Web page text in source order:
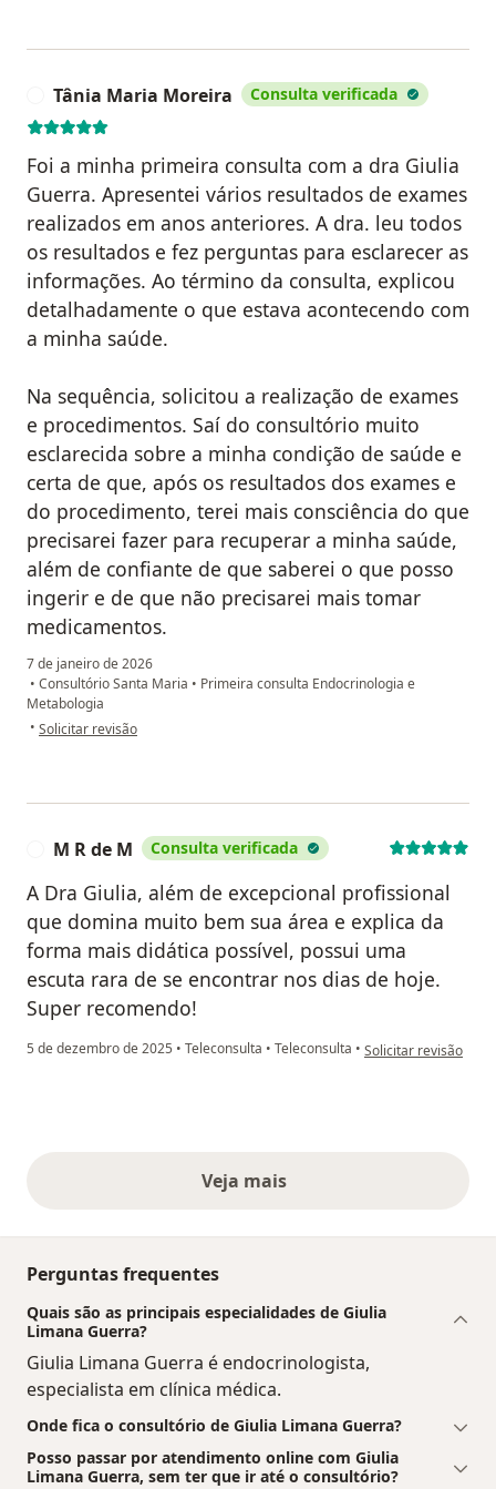
Tânia Maria Moreira Consulta verificada
Foi a minha primeira consulta com a dra Giulia
Guerra. Apresentei vários resultados de exames
realizados em anos anteriores. A dra. leu todos
os resultados e fez perguntas para esclarecer as
informações. Ao término da consulta, explicou
detalhadamente o que estava acontecendo com
a minha saúde.
Na sequência, solicitou a realização de exames
e procedimentos. Saí do consultório muito
esclarecida sobre a minha condição de saúde e
certa de que, após os resultados dos exames e
do procedimento, terei mais consciência do que
precisarei fazer para recuperar a minha saúde,
além de confiante de que saberei o que posso
ingerir e de que não precisarei mais tomar
medicamentos.
7 de janeiro de 2026
• Consultório Santa Maria • Primeira consulta Endocrinologia e
Metabologia
• na opinião do utilizador Tânia Maria Moreira
Solicitar revisão
M R de M Consulta verificada
A Dra Giulia, além de excepcional profissional
que domina muito bem sua área e explica da
forma mais didática possível, possui uma
escuta rara de se encontrar nos dias de hoje.
Super recomendo!
5 de dezembro de 2025 • Teleconsulta • Teleconsulta • na opinião do
Solicitar revisão
Veja maisopiniões acima
Perguntas frequentes
Quais são as principais especialidades de Giulia
Limana Guerra?
Giulia Limana Guerra é endocrinologista,
especialista em clínica médica.
Onde fica o consultório de Giulia Limana Guerra?
Posso passar por atendimento online com Giulia
Limana Guerra, sem ter que ir até o consultório?